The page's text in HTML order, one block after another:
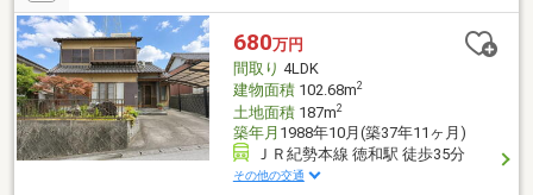
680万円
間取り 4LDK
建物面積102.68m2
土地面積187m2
築年月 1988年10月(築37年11ヶ月)
ＪＲ紀勢本線 徳和駅 徒歩35分
その他の交通